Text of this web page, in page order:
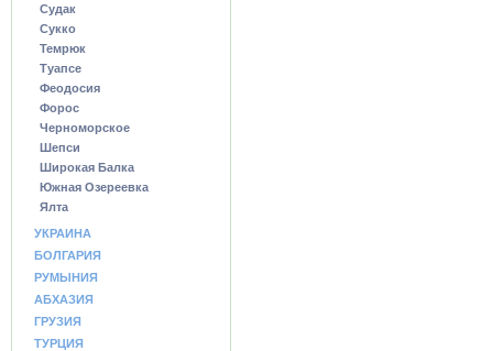
Судак
Сукко
Темрюк
Туапсе
Феодосия
Форос
Черноморское
Шепси
Широкая Балка
Южная Озереевка
Ялта
УКРАИНА
БОЛГАРИЯ
РУМЫНИЯ
АБХАЗИЯ
ГРУЗИЯ
ТУРЦИЯ